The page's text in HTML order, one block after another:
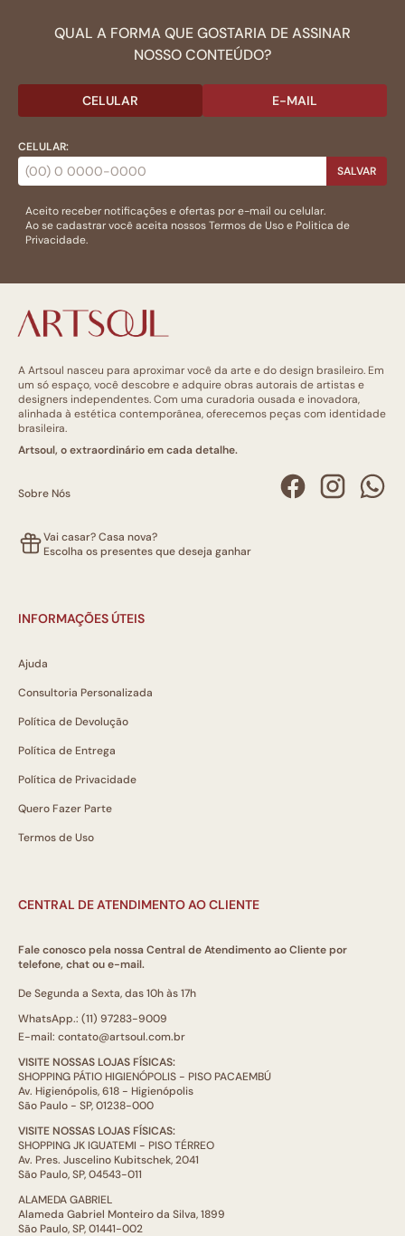
QUAL A FORMA QUE GOSTARIA DE ASSINAR
NOSSO CONTEÚDO?
CELULAR E-MAIL
CELULAR:
SALVAR
Aceito receber notificações e ofertas por e-mail ou celular.
Ao se cadastrar você aceita nossosTermos de Usoe Politica de
Privacidade.
A Artsoul nasceu para aproximar você da arte e do design brasileiro. Em
um só espaço, você descobre e adquire obras autorais de artistas e
designers independentes. Com uma curadoria ousada e inovadora,
alinhada à estética contemporânea, oferecemos peças com identidade
brasileira.
Artsoul, o extraordinário em cada detalhe.
Sobre Nós
Vai casar? Casa nova?
Escolha os presentes que deseja ganhar
INFORMAÇÕES ÚTEIS
Ajuda
Consultoria Personalizada
Política de Devolução
Política de Entrega
Política de Privacidade
Quero Fazer Parte
Termos de Uso
CENTRAL DE ATENDIMENTO AO CLIENTE
Fale conosco pela nossa Central de Atendimento ao Cliente por
telefone, chat ou e-mail.
De Segunda a Sexta, das 10h às 17h
WhatsApp.: (11) 97283-9009
E-mail: contato@artsoul.com.br
VISITE NOSSAS LOJAS FÍSICAS:
SHOPPING PÁTIO HIGIENÓPOLIS - PISO PACAEMBÚ
Av. Higienópolis, 618 - Higienópolis
São Paulo - SP, 01238-000
VISITE NOSSAS LOJAS FÍSICAS:
SHOPPING JK IGUATEMI - PISO TÉRREO
Av. Pres. Juscelino Kubitschek, 2041
São Paulo, SP, 04543-011
ALAMEDA GABRIEL
Alameda Gabriel Monteiro da Silva, 1899
São Paulo, SP, 01441-002